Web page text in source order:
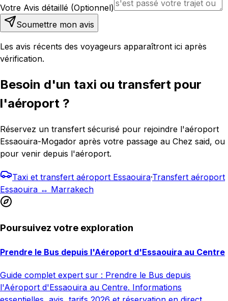
Votre Avis détaillé (Optionnel)
Soumettre mon avis
Les avis récents des voyageurs apparaîtront ici après
vérification.
Besoin d'un taxi ou transfert pour
l'aéroport ?
Réservez un transfert sécurisé pour rejoindre l'aéroport
Essaouira-Mogador après votre passage au Chez said, ou
pour venir depuis l'aéroport.
Taxi et transfert aéroport Essaouira·Transfert aéroport
Essaouira ↔ Marrakech
Poursuivez votre exploration
Prendre le Bus depuis l'Aéroport d'Essaouira au Centre
Guide complet expert sur : Prendre le Bus depuis
l'Aéroport d'Essaouira au Centre. Informations